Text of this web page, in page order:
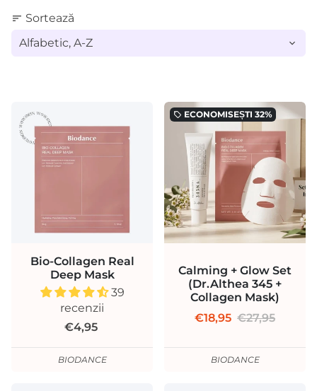
sort Sortează
Bio-Collagen Real
Deep Mask
39
recenzii
€4,95
BIODANCE
local_offer ECONOMISEȘTI 32%
Calming + Glow Set
(Dr.Althea 345 +
Collagen Mask)
€18,95 €27,95
BIODANCE